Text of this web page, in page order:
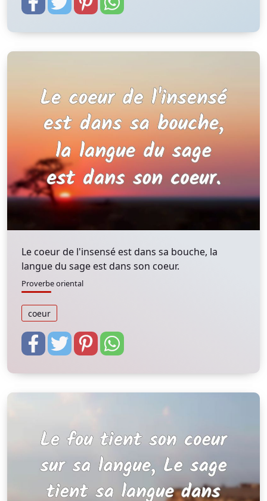
Le coeur de l'insensé est dans sa bouche, la
langue du sage est dans son coeur.
Proverbe oriental
coeur